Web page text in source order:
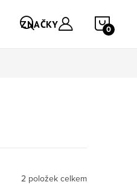
ZNAČKY
2 položek celkem